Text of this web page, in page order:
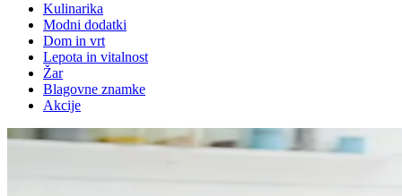
Kulinarika
Modni dodatki
Dom in vrt
Lepota in vitalnost
Žar
Blagovne znamke
Akcije